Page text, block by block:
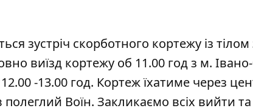
зустріч скорботного кортежу із
виїзд кортежу об 11.00 год з м.
-13.00 год. Кортеж їхатиме через
Воїн. Закликаємо всіх вийти та